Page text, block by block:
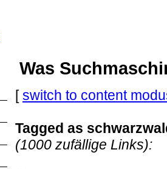
Was
[switch to content
Tagged as
(1000 zufällige Links):